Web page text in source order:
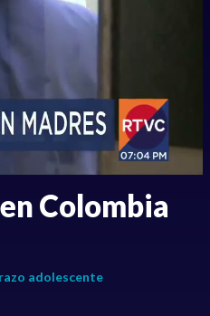
Colombia
adolescente